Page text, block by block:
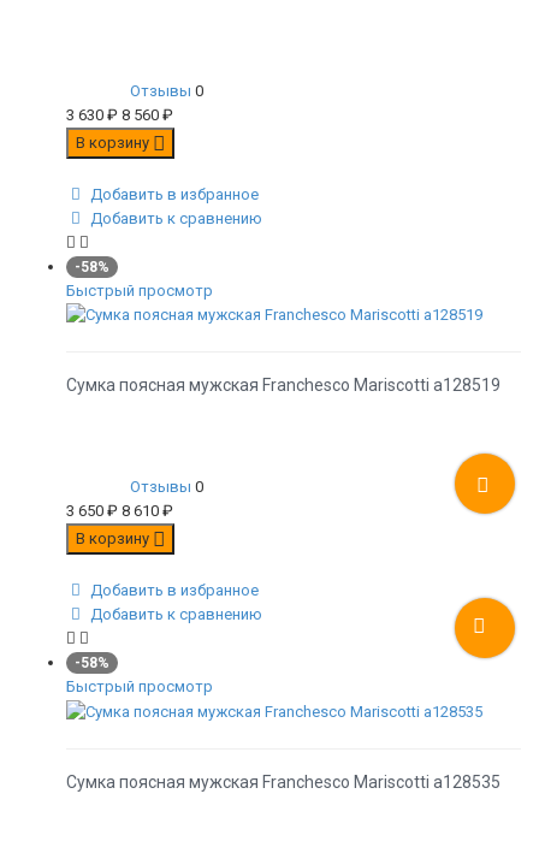
Отзывы 0
3 630 ₽ 8 560 ₽
В корзину
Добавить в избранное
Добавить к сравнению
-58%
Быстрый просмотр
Сумка поясная мужская Franchesco Mariscotti а128519
Отзывы 0
3 650 ₽ 8 610 ₽
В корзину
Добавить в избранное
Добавить к сравнению
-58%
Быстрый просмотр
Сумка поясная мужская Franchesco Mariscotti а128535